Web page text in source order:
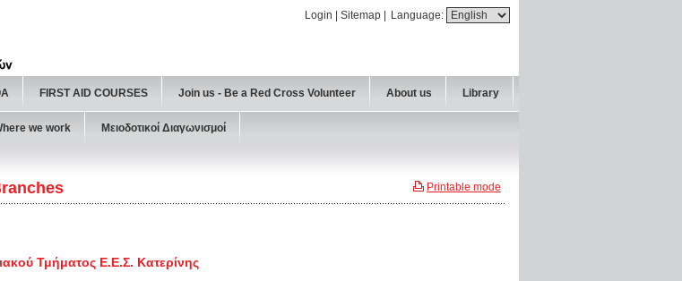
Language:
Login Sitemap
FIRST AID COURSES Join us - Be a Red Cross Volunteer About us Library
we work Μειοδοτικοί Διαγωνισμοί
Printable mode
Τμήματος Ε.Ε.Σ. Κατερίνης